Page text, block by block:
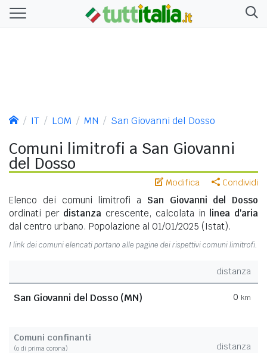
IT LOM MN San Giovanni del Dosso
Comuni limitrofi a San Giovanni
del Dosso
Modifica Condividi
Elenco dei comuni limitrofi a San Giovanni del Dosso
ordinati per distanza crescente, calcolata in
linea d'aria
dal centro urbano. Popolazione al 01/01/2025 (Istat).
I link dei comuni elencati portano alle pagine dei rispettivi comuni limitrofi.
distanza
San Giovanni del Dosso (MN) 0 km
Comuni confinanti
(o di prima corona) distanza